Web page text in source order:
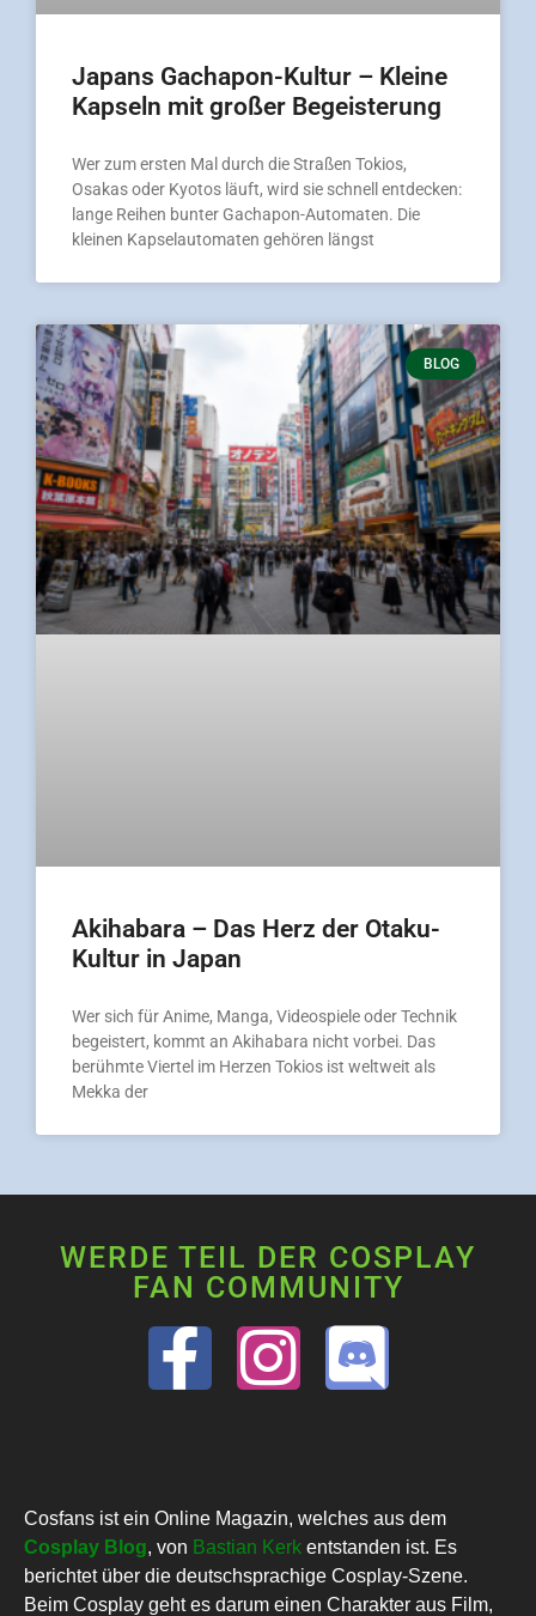
Japans Gachapon-Kultur – Kleine
Kapseln mit großer Begeisterung
Wer zum ersten Mal durch die Straßen Tokios,
Osakas oder Kyotos läuft, wird sie schnell entdecken:
lange Reihen bunter Gachapon-Automaten. Die
kleinen Kapselautomaten gehören längst
BLOG
Akihabara – Das Herz der Otaku-
Kultur in Japan
Wer sich für Anime, Manga, Videospiele oder Technik
begeistert, kommt an Akihabara nicht vorbei. Das
berühmte Viertel im Herzen Tokios ist weltweit als
Mekka der
WERDE TEIL DER COSPLAY
FAN COMMUNITY
Cosfans ist ein Online Magazin, welches aus dem
Cosplay Blog, von Bastian Kerk entstanden ist. Es
berichtet über die deutschsprachige Cosplay-Szene.
Beim Cosplay geht es darum einen Charakter aus Film,